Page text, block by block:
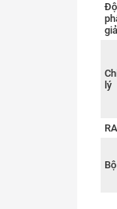
Độ
lý